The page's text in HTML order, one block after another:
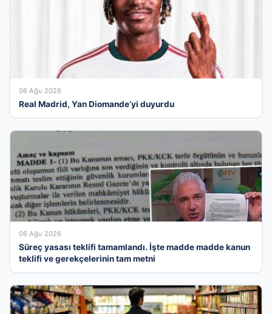
06 Ağu 2026
Real Madrid, Yan Diomande’yi duyurdu
06 Ağu 2026
Süreç yasası teklifi tamamlandı. İşte madde madde kanun
teklifi ve gerekçelerinin tam metni